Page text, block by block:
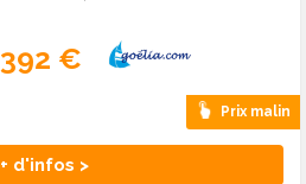
392 €
Prix malin
+ d'infos >